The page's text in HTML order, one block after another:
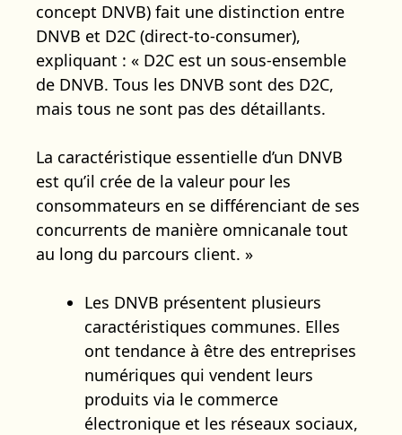
concept DNVB) fait une distinction entre
DNVB et D2C (direct-to-consumer),
expliquant : « D2C est un sous-ensemble
de DNVB. Tous les DNVB sont des D2C,
mais tous ne sont pas des détaillants.
La caractéristique essentielle d’un DNVB
est qu’il crée de la valeur pour les
consommateurs en se différenciant de ses
concurrents de manière omnicanale tout
au long du parcours client. »
Les DNVB présentent plusieurs
caractéristiques communes. Elles
ont tendance à être des entreprises
numériques qui vendent leurs
produits via le commerce
électronique et les réseaux sociaux,